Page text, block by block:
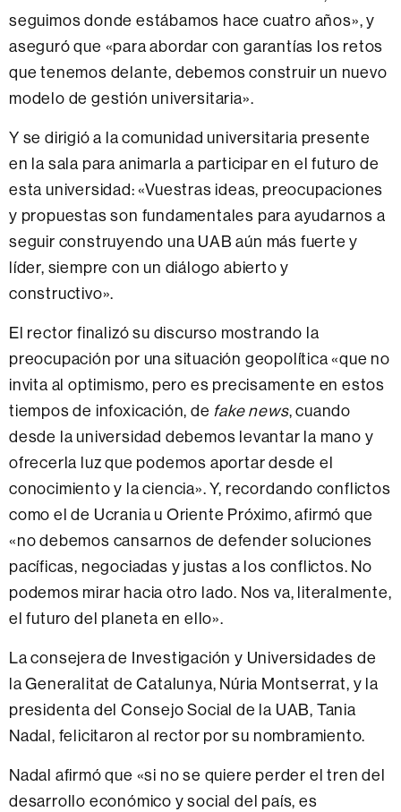
seguimos donde estábamos hace cuatro años», y
aseguró que «para abordar con garantías los retos
que tenemos delante, debemos construir un nuevo
modelo de gestión universitaria».
Y se dirigió a la comunidad universitaria presente
en la sala para animarla a participar en el futuro de
esta universidad: «Vuestras ideas, preocupaciones
y propuestas son fundamentales para ayudarnos a
seguir construyendo una UAB aún más fuerte y
líder, siempre con un diálogo abierto y
constructivo».
El rector finalizó su discurso mostrando la
preocupación por una situación geopolítica «que no
invita al optimismo, pero es precisamente en estos
tiempos de infoxicación, de fake news, cuando
desde la universidad debemos levantar la mano y
ofrecerla luz que podemos aportar desde el
conocimiento y la ciencia». Y, recordando conflictos
como el de Ucrania u Oriente Próximo, afirmó que
«no debemos cansarnos de defender soluciones
pacíficas, negociadas y justas a los conflictos. No
podemos mirar hacia otro lado. Nos va, literalmente,
el futuro del planeta en ello».
La consejera de Investigación y Universidades de
la Generalitat de Catalunya, Núria Montserrat, y la
presidenta del Consejo Social de la UAB, Tania
Nadal, felicitaron al rector por su nombramiento.
Nadal afirmó que «si no se quiere perder el tren del
desarrollo económico y social del país, es